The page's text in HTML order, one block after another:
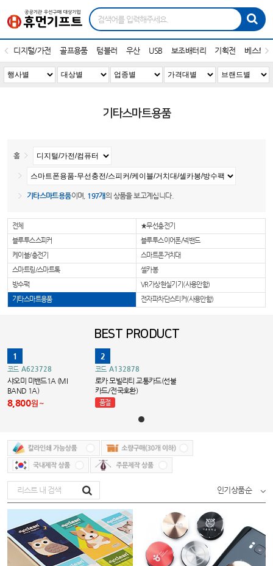
디지털/가전 골프용품 텀블러 우산 USB 보조배터리 기획전 베스트
기타스마트용품
홈
기타스마트용품이며, 197개의 상품을 보고계십니다.
전체
★무선충전기
블루투스스피커
블루투스이어폰/넥밴드
케이블/충전기
스마트폰거치대
스마트링/스마트톡
셀카봉
방수팩
VR가상현실기기(사용안함)
기타스마트용품
전자파차단스티커(사용안함)
BEST PRODUCT
1
코드 A623728
샤오미 미밴드1A (MI
BAND 1A)
8,800원
2
코드 A132878
로카 모빌리티 교통카드(선불
카드/전국호환)
품절
인기상품순